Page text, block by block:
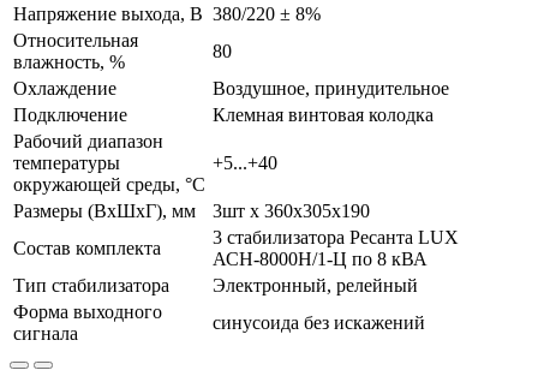
Напряжение выхода, В 380/220 ± 8%
Относительная
влажность, %
80
Охлаждение
Воздушное, принудительное
Подключение
Клемная винтовая колодка
Рабочий диапазон
температуры
окружающей среды, °С
+5...+40
Размеры (ВхШхГ), мм
3шт х 360х305х190
Состав комплекта
3 стабилизатора Ресанта LUX
АСН-8000Н/1-Ц по 8 кВА
Тип стабилизатора
Электронный, релейный
Форма выходного
сигнала
синусоида без искажений